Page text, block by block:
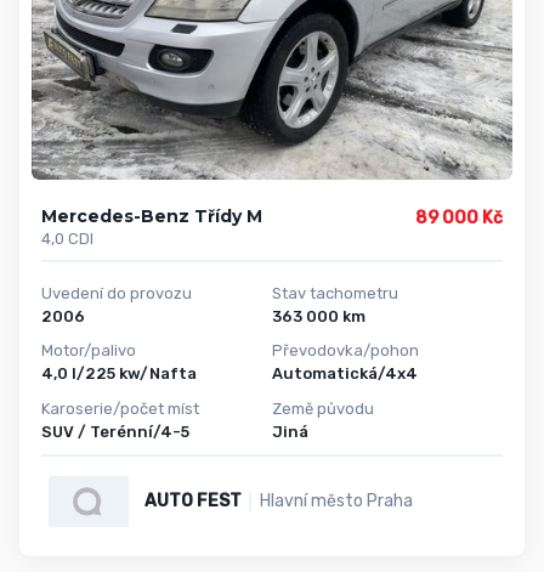
Mercedes-Benz Třídy M
4,0 CDI
89 000 Kč
Uvedení do provozu
2006
Motor/palivo
4,0 l/225 kw/Nafta
Karoserie/počet míst
SUV / Terénní/4-5
Stav tachometru
363 000 km
Převodovka/pohon
Automatická/4x4
Země původu
Jiná
AUTO FEST Hlavní město Praha